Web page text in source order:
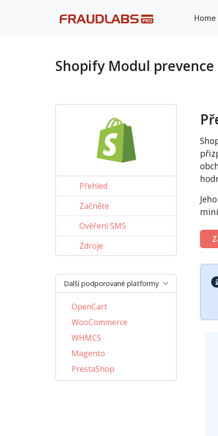
Home
Shopify Modul
Přehled
Začněte
Ověření SMS
Zdroje
Další podporované platformy
OpenCart
WooCommerce
WHMCS
Magento
PrestaShop
BigCommerce